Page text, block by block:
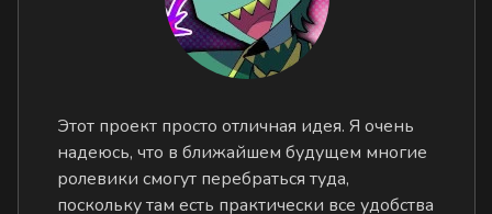
Этот проект просто отличная идея. Я очень
надеюсь, что в ближайшем будущем многие
ролевики смогут перебраться туда,
поскольку там есть практически все удобства